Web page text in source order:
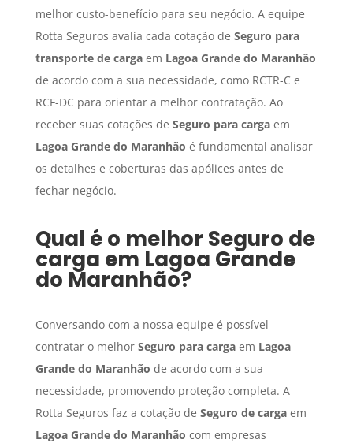
melhor custo-benefício para seu negócio. A equipe
Rotta Seguros avalia cada cotação de Seguro para
transporte de cargaem Lagoa Grande do Maranhão
de acordo com a sua necessidade, como RCTR-C e
RCF-DC para orientar a melhor contratação. Ao
receber suas cotações de Seguro para cargaem
Lagoa Grande do Maranhão é fundamental analisar
os detalhes e coberturas das apólices antes de
fechar negócio.
Qual é o melhor Seguro de
carga em Lagoa Grande
do Maranhão?
Conversando com a nossa equipe é possível
contratar o melhor Seguro para cargaem Lagoa
Grande do Maranhão de acordo com a sua
necessidade, promovendo proteção completa. A
Rotta Seguros faz a cotação de Seguro de cargaem
Lagoa Grande do Maranhão com empresas